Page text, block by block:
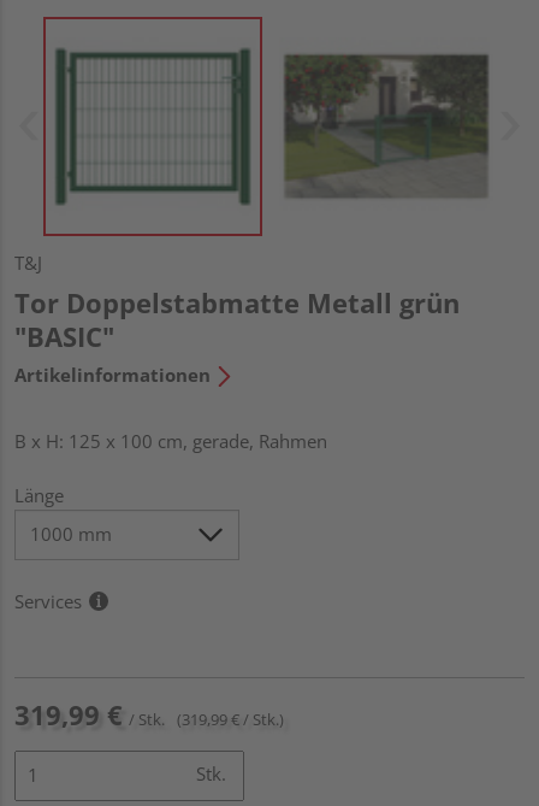
T&J
Tor Doppelstabmatte Metall grün
"BASIC"
Artikelinformationen
B x H: 125 x 100 cm, gerade, Rahmen
Länge
Services
319,99 € / Stk. (319,99 € / Stk.)
Stk.